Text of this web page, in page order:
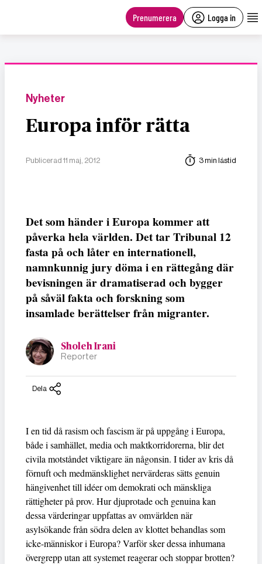
Prenumerera Logga in
Nyheter
Europa inför rätta
Publicerad 11 maj, 2012 3 min lästid
Det som händer i Europa kommer att
påverka hela världen. Det tar Tribunal 12
fasta på och låter en internationell,
namnkunnig jury döma i en rättegång där
bevisningen är dramatiserad och bygger
på såväl fakta och forskning som
insamlade berättelser från migranter.
Sholeh Irani
Reporter
Dela
I en tid då rasism och fascism är på uppgång i Europa,
både i samhället, media och maktkorridorerna, blir det
civila motståndet viktigare än någonsin. I tider av kris då
förnuft och medmänsklighet nervärderas sätts genuin
hängivenhet till idéer om demokrati och mänskliga
rättigheter på prov. Hur djuprotade och genuina kan
dessa värderingar uppfattas av omvärlden när
asylsökande från södra delen av klottet behandlas som
icke-människor i Europa? Varför sker dessa inhumana
övergrepp utan att systemet reagerar och stoppar brotten?